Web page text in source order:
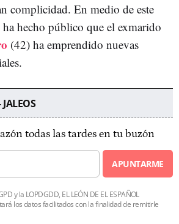
complicidad. En medio de este
ha hecho público que el exmarido
(42) ha emprendido nuevas
JALEOS
todas las tardes en tu buzón
APUNTARME
y la LOPDGDD, EL LEÓN DE EL ESPAÑOL
los datos facilitados con la finalidad de remitirle